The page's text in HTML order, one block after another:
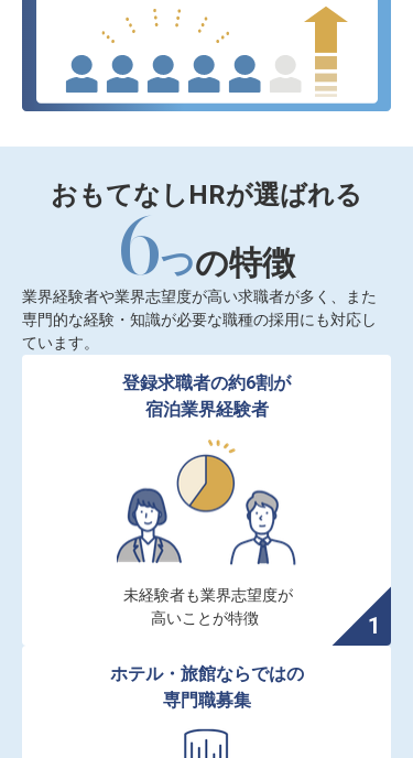
おもてなしHRが選ばれる
6つの特徴
業界経験者や業界志望度が高い求職者が多く、また
専門的な経験・知識が必要な職種の採用にも対応し
ています。
登録求職者の約6割が
宿泊業界経験者
未経験者も業界志望度が
高いことが特徴
ホテル・旅館ならではの
専門職募集